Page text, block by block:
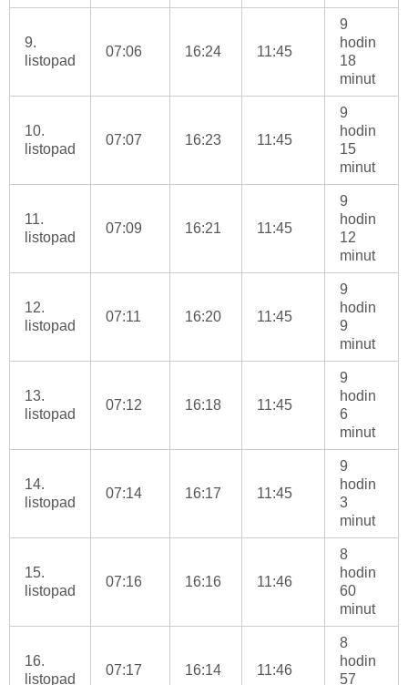
9.
listopad
07:06 16:24 11:45
9
hodin
18
minut
10.
listopad
07:07 16:23 11:45
9
hodin
15
minut
11.
listopad
07:09 16:21 11:45
9
hodin
12
minut
12.
listopad
07:11 16:20 11:45
9
hodin
9
minut
13.
listopad
07:12 16:18 11:45
9
hodin
6
minut
14.
listopad
07:14 16:17 11:45
9
hodin
3
minut
15.
listopad
07:16 16:16 11:46
8
hodin
60
minut
16.
listopad
07:17 16:14 11:46
8
hodin
57